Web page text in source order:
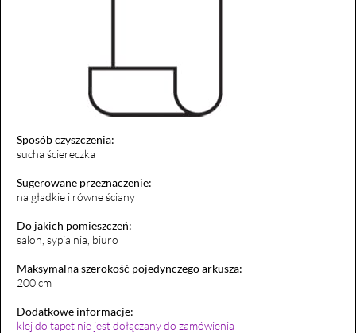
Sposób czyszczenia:
sucha ściereczka
Sugerowane przeznaczenie:
na gładkie i równe ściany
Do jakich pomieszczeń:
salon, sypialnia, biuro
Maksymalna szerokość pojedynczego arkusza:
200 cm
Dodatkowe informacje:
klej do tapet nie jest dołączany do zamówienia